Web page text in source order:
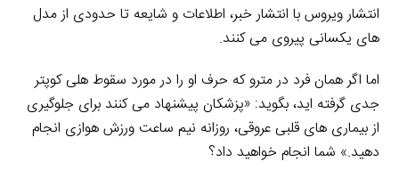
انتشار ویروس با انتشار خبر، اطلاعات و شایعه تا حدودی از مدل
های یکسانی پیروی می کنند.
اما اگر همان فرد در مترو که حرف او را در مورد سقوط هلی کوپتر
جدی گرفته اید، بگوید: «پزشکان پیشنهاد می کنند برای جلوگیری
از بیماری های قلبی عروقی، روزانه نیم ساعت ورزش هوازی انجام
دهید.» شما انجام خواهید داد؟